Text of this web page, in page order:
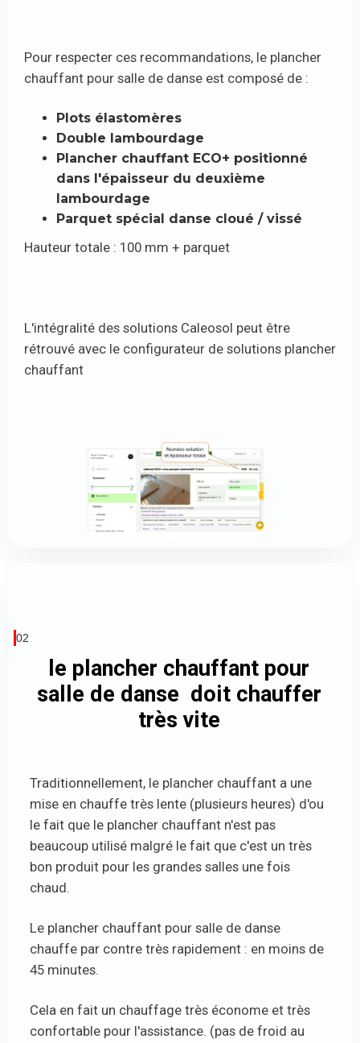
Pour respecter ces recommandations, le plancher
chauffant pour salle de danse est composé de :
Plots élastomères
Double lambourdage
Plancher chauffant ECO+ positionné
dans l'épaisseur du deuxième
lambourdage
Parquet spécial danse cloué / vissé
Hauteur totale : 100 mm + parquet
L'intégralité des solutions Caleosol peut être
rétrouvé avec le configurateur de solutions plancher
chauffant
02
le plancher chauffant pour
salle de danse doit chauffer
très vite
Traditionnellement, le plancher chauffant a une
mise en chauffe très lente (plusieurs heures) d'ou
le fait que le plancher chauffant n'est pas
beaucoup utilisé malgré le fait que c'est un très
bon produit pour les grandes salles une fois
chaud.
Le plancher chauffant pour salle de danse
chauffe par contre très rapidement : en moins de
45 minutes.
Cela en fait un chauffage très économe et très
confortable pour l'assistance. (pas de froid au